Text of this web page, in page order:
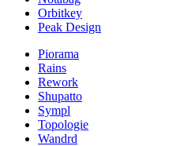
Orbitkey
Peak Design
Piorama
Rains
Rework
Shupatto
Sympl
Topologie
Wandrd